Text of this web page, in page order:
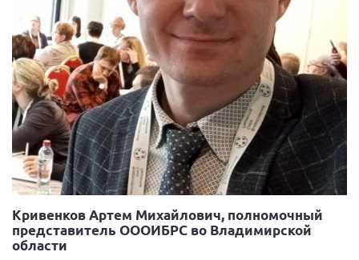
Информационная служба
Отдел международных отношений
Вице-президент Черненко Д.Е.
Вице-президент Валюх М.В.
Вице-президент Чернова А.В.
Вице-президент Цикорин И.В.
Вице-президент Груба Л.В.
Главный бухгалтер Жаворонкова Г.М.
Конференция ОООИБРС 2026
Конференция ОООИБРС 2025
Кривенков Артем Михайлович, полномочный
представитель ОООИБРС во Владимирской
области